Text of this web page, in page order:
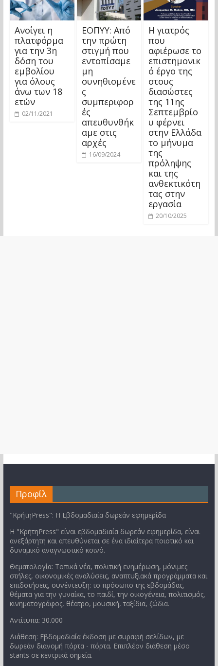
Ανοίγει η
πλατφόρμα
για την 3η
δόση του
εμβολίου
για όλους
άνω των 18
ετών
02/11/2021
ΕΟΠΥΥ: Από
την πρώτη
στιγμή που
εντοπίσαμε
μη
συνηθισμένε
ς
συμπεριφορ
ές
απευθυνθήκ
αμε στις
αρχές
16/09/2024
Η γιατρός
που
αφιέρωσε το
επιστημονικ
ό έργο της
στους
διασώστες
της 11ης
Σεπτεμβρίο
υ φέρνει
στην Ελλάδα
το μήνυμα
της
πρόληψης
και της
ανθεκτικότη
τας στην
εργασία
20/10/2025
Προφίλ
"ΚρήτηPress": Η Εβδομαδιαία δωρεάν εφημερίδα
Η "ΚρήτηPress" είναι εβδομαδιαία δωρεάν εφημερίδα, είναι
ανεξάρτητη και απευθύνεται σε ένα ιδιαίτερα ποιοτικό και
δυναμικό αναγνωστικό κοινό.
Θεματολογία: Τοπικά νέα, πολιτική ενημέρωση, μόνιμες
στήλες, οικονομικές αναλύσεις, αναπτυξιακά προγράμματα και
επιδοτήσεις, συνέντευξη: το πρόσωπο της εβδομάδας,
θέματα για την γυναίκα, το παιδί, την οικογένεια, πολιτισμός,
κινηματογράφος, θέατρο, μουσική, ταξίδια, ζώδια.
Αντίτυπα: 30.000
Διάθεση: Εβδομαδιαία έκδοση με συραφή σελίδων, με
δωρεάν διανομή πόρτα - πόρτα. Επιπλέον διάθεση μέσο
stants σε κεντρικά σημεία.